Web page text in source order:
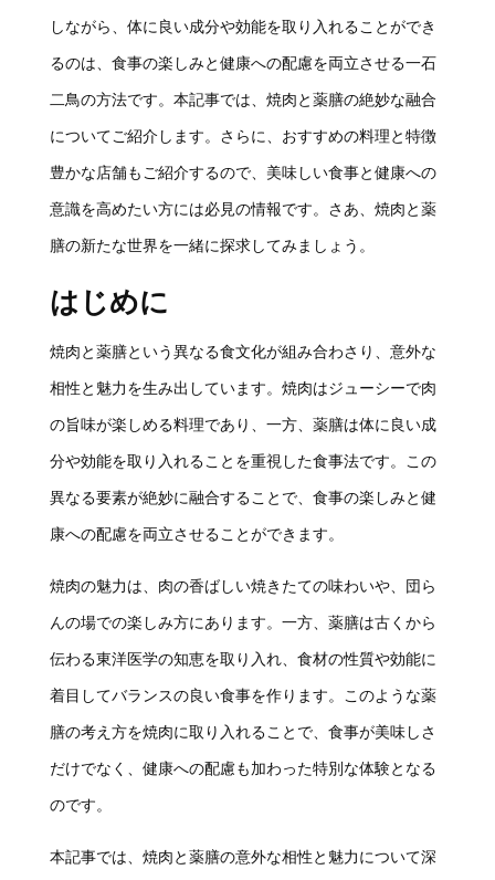
しながら、体に良い成分や効能を取り入れることができ
るのは、食事の楽しみと健康への配慮を両立させる一石
二鳥の方法です。本記事では、焼肉と薬膳の絶妙な融合
についてご紹介します。さらに、おすすめの料理と特徴
豊かな店舗もご紹介するので、美味しい食事と健康への
意識を高めたい方には必見の情報です。さあ、焼肉と薬
膳の新たな世界を一緒に探求してみましょう。
はじめに
焼肉と薬膳という異なる食文化が組み合わさり、意外な
相性と魅力を生み出しています。焼肉はジューシーで肉
の旨味が楽しめる料理であり、一方、薬膳は体に良い成
分や効能を取り入れることを重視した食事法です。この
異なる要素が絶妙に融合することで、食事の楽しみと健
康への配慮を両立させることができます。
焼肉の魅力は、肉の香ばしい焼きたての味わいや、団ら
んの場での楽しみ方にあります。一方、薬膳は古くから
伝わる東洋医学の知恵を取り入れ、食材の性質や効能に
着目してバランスの良い食事を作ります。このような薬
膳の考え方を焼肉に取り入れることで、食事が美味しさ
だけでなく、健康への配慮も加わった特別な体験となる
のです。
本記事では、焼肉と薬膳の意外な相性と魅力について深